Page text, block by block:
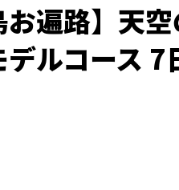
お遍路】天
ルコース 7